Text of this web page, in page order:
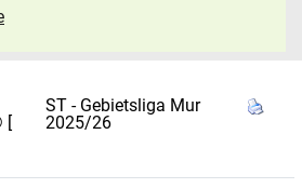
[
ST - Gebietsliga Mur
2025/26